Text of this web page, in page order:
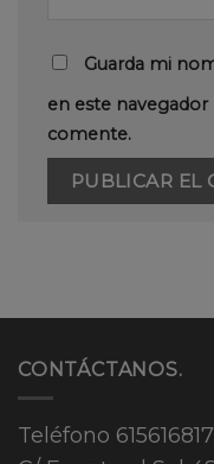
Guarda mi
en este
comente.
CONTÁCTANOS.
Teléfono 615616817